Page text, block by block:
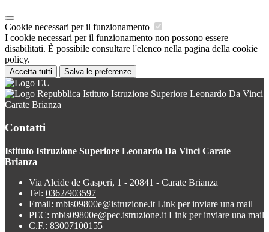
Cookie necessari per il funzionamento
I cookie necessari per il funzionamento non possono essere
disabilitati. È possibile consultare l'elenco nella pagina della cookie
policy.
Accetta tutti Salva le preferenze
Istituto Istruzione Superiore Leonardo Da Vinci
Carate Brianza
Contatti
Istituto Istruzione Superiore Leonardo Da Vinci Carate
Brianza
Via Alcide de Gasperi, 1 - 20841 - Carate Brianza
Tel: 0362/903597
Email: mbis09800e@istruzione.it Link per inviare una mail
PEC: mbis09800e@pec.istruzione.it Link per inviare una mail
C.F.: 83007100155